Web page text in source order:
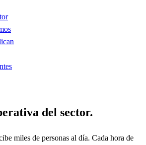
del sector.
miles de personas al día. Cada hora de